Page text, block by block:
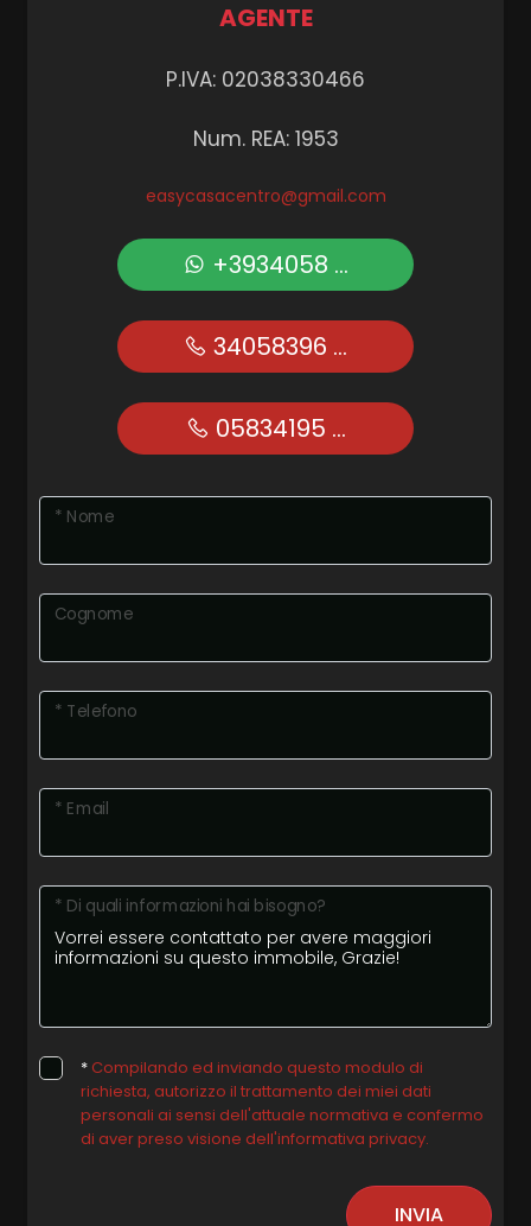
AGENTE
P.IVA: 02038330466
Num. REA: 1953
easycasacentro@gmail.com
+3934058 ...
34058396 ...
05834195 ...
* Nome
Cognome
* Telefono
* Email
* Di quali informazioni hai bisogno?
* Compilando ed inviando questo modulo di
richiesta, autorizzo il trattamento dei miei dati
personali ai sensi dell'attuale normativa e confermo
di aver preso visione dell'informativa privacy.
INVIA